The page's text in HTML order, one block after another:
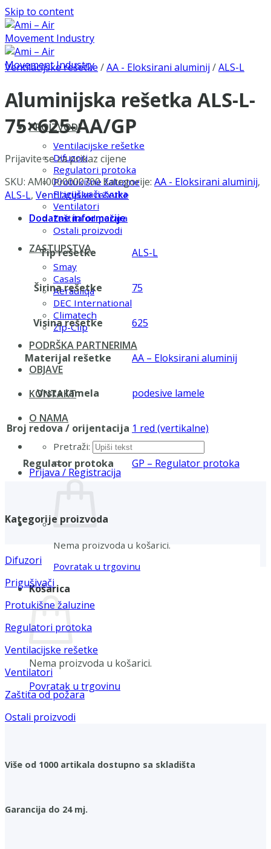
Skip to content
PROIZVODI
Ventilacijske rešetke
Difuzori
Regulatori protoka
Protukišne žaluzine
Prigušivači zvuka
Ventilatori
Zaštita od požara
Ostali proizvodi
ZASTUPSTVA
Smay
Casals
Aerauliqa
DEC International
Climatech
Zip-Clip
PODRŠKA PARTNERIMA
OBJAVE
KONTAKT
O NAMA
Pretraži:
Prijava / Registracija
Nema proizvoda u košarici.
Povratak u trgovinu
Košarica
Nema proizvoda u košarici.
Povratak u trgovinu
Ventilacijske rešetke /AA - Eloksirani aluminij /ALS-L
Aluminijska rešetka ALS-L-
75×625-AA/GP
Prijavite se za prikaz cijene
SKU: AMI0000000700 Kategorije: AA - Eloksirani aluminij,
ALS-L, Ventilacijske rešetke
Dodatne informacije
Tip rešetke ALS-L
Širina rešetke 75
Visina rešetke 625
Materijal rešetke AA – Eloksirani aluminij
Vrsta lamela podesive lamele
Broj redova / orijentacija 1 red (vertikalne)
Regulator protoka GP – Regulator protoka
Kategorije proizvoda
Difuzori
Prigušivači
Protukišne žaluzine
Regulatori protoka
Ventilacijske rešetke
Ventilatori
Zaštita od požara
Ostali proizvodi
Više od 1000 artikala dostupno sa skladišta
Garancija do 24 mj.